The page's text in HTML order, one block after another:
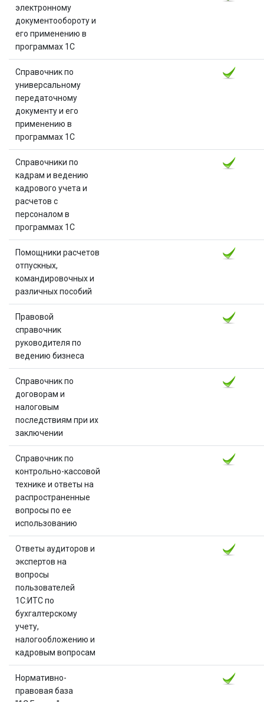
электронному
документообороту и
его применению в
программах 1С
Справочник по
универсальному
передаточному
документу и его
применению в
программах 1С
Справочники по
кадрам и ведению
кадрового учета и
расчетов с
персоналом в
программах 1С
Помощники расчетов
отпускных,
командировочных и
различных пособий
Правовой
справочник
руководителя по
ведению бизнеса
Справочник по
договорам и
налоговым
последствиям при их
заключении
Справочник по
контрольно-кассовой
технике и ответы на
распространенные
вопросы по ее
использованию
Ответы аудиторов и
экспертов на
вопросы
пользователей
1C:ИТС по
бухгалтерскому
учету,
налогообложению и
кадровым вопросам
Нормативно-
правовая база